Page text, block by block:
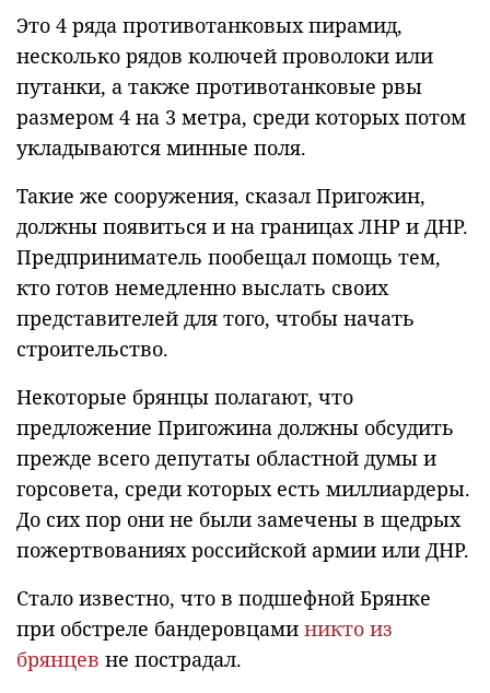
Это 4 ряда противотанковых пирамид,
несколько рядов колючей проволоки или
путанки, а также противотанковые рвы
размером 4 на 3 метра, среди которых потом
укладываются минные поля.
Такие же сооружения, сказал Пригожин,
должны появиться и на границах ЛНР и ДНР.
Предприниматель пообещал помощь тем,
кто готов немедленно выслать своих
представителей для того, чтобы начать
строительство.
Некоторые брянцы полагают, что
предложение Пригожина должны обсудить
прежде всего депутаты областной думы и
горсовета, среди которых есть миллиардеры.
До сих пор они не были замечены в щедрых
пожертвованиях российской армии или ДНР.
Стало известно, что в подшефной Брянке
при обстреле бандеровцами никто из
брянцев не пострадал.